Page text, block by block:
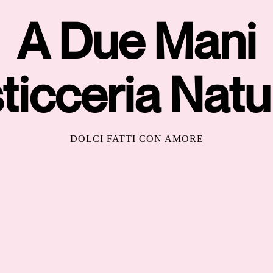
A Due Mani
DOLCI FATTI CON AMORE